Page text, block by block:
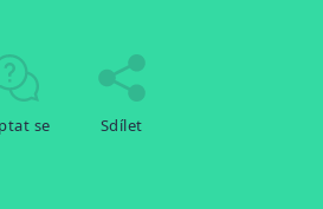
se Sdílet